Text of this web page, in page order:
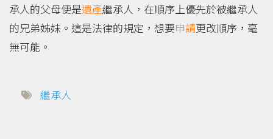
承人的父母便是遺產繼承人，在順序上優先於被繼承人
的兄弟姊妹。這是法律的規定，想要申請更改順序，毫
無可能。
繼承人